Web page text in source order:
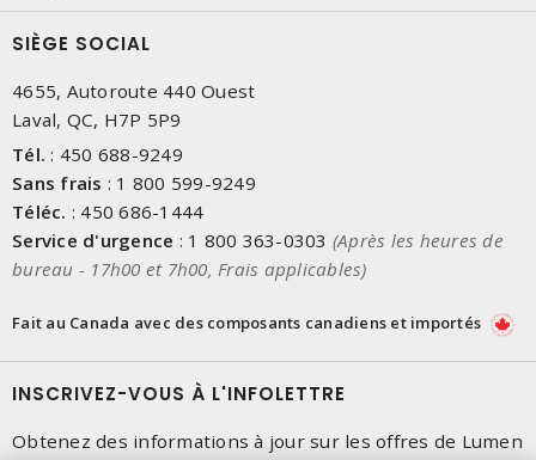
SIÈGE SOCIAL
4655, Autoroute 440 Ouest
Laval, QC, H7P 5P9
Tél. : 450 688-9249
Sans frais : 1 800 599-9249
Téléc. : 450 686-1444
Service d'urgence : 1 800 363-0303 (Après les heures de
bureau - 17h00 et 7h00, Frais applicables)
Fait au Canada avec des composants canadiens et importés
INSCRIVEZ-VOUS À L'INFOLETTRE
Obtenez des informations à jour sur les offres de Lumen